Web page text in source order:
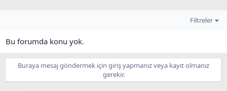
Filtreler
Bu forumda konu yok.
Buraya mesaj göndermek için giriş yapmanız veya kayıt olmanız
gerekir.